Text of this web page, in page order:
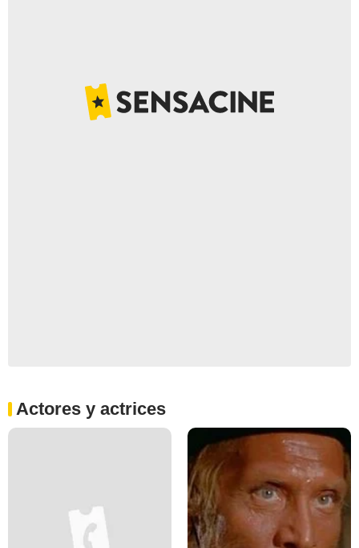
Actores y actrices